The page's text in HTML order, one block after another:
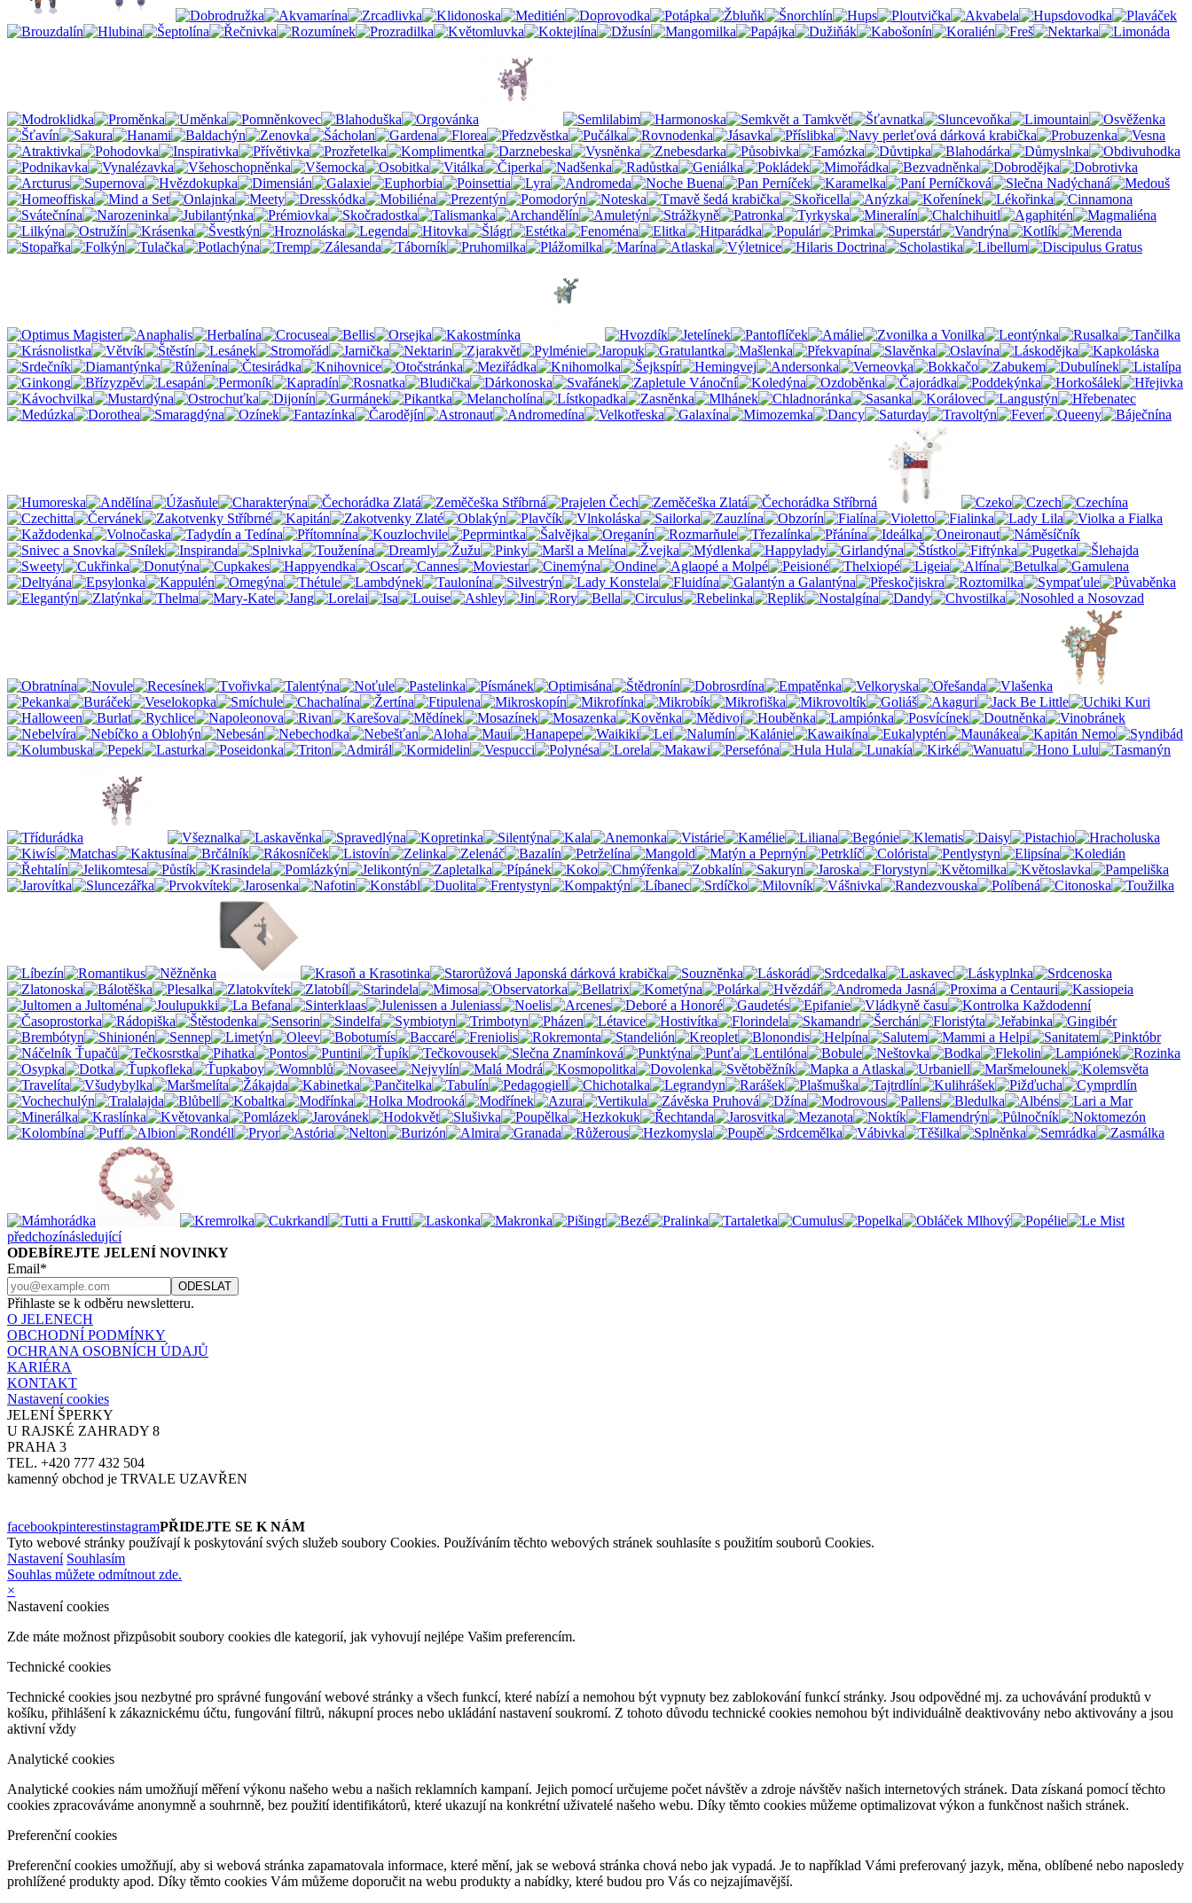
předchozínásledující
ODEBÍREJTE JELENÍ NOVINKY
Email*
Přihlaste se k odběru newsletteru.
O JELENECH
OBCHODNÍ PODMÍNKY
OCHRANA OSOBNÍCH ÚDAJŮ
KARIÉRA
KONTAKT
Nastavení cookies
JELENÍ ŠPERKY
U RAJSKÉ ZAHRADY 8
PRAHA 3
TEL. +420 777 432 504
kamenný obchod je TRVALE UZAVŘEN
facebookpinterestinstagramPŘIDEJTE SE K NÁM
Tyto webové stránky používají k poskytování svých služeb soubory Cookies. Používáním těchto webových stránek souhlasíte s použitím souborů Cookies.
Nastavení Souhlasím
Souhlas můžete odmítnout zde.
×
Nastavení cookies
Zde máte možnost přizpůsobit soubory cookies dle kategorií, jak vyhovují nejlépe Vašim preferencím.
Technické cookies
Technické cookies jsou nezbytné pro správné fungování webové stránky a všech funkcí, které nabízí a nemohou být vypnuty bez zablokování funkcí stránky. Jsou odpovědné mj. za uchovávání produktů v
košíku, přihlášení k zákaznickému účtu, fungování filtrů, nákupní proces nebo ukládání nastavení soukromí. Z tohoto důvodu technické cookies nemohou být individuálně deaktivovány nebo aktivovány a jsou
aktivní vždy
Analytické cookies
Analytické cookies nám umožňují měření výkonu našeho webu a našich reklamních kampaní. Jejich pomocí určujeme počet návštěv a zdroje návštěv našich internetových stránek. Data získaná pomocí těchto
cookies zpracováváme anonymně a souhrnně, bez použití identifikátorů, které ukazují na konkrétní uživatelé našeho webu. Díky těmto cookies můžeme optimalizovat výkon a funkčnost našich stránek.
Preferenční cookies
Preferenční cookies umožňují, aby si webová stránka zapamatovala informace, které mění, jak se webová stránka chová nebo jak vypadá. Je to například Vámi preferovaný jazyk, měna, oblíbené nebo naposledy
prohlížené produkty apod. Díky těmto cookies Vám můžeme doporučit na webu produkty a nabídky, které budou pro Vás co nejzajímavější.